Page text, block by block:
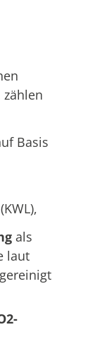
Basis
(KWL),
als
laut